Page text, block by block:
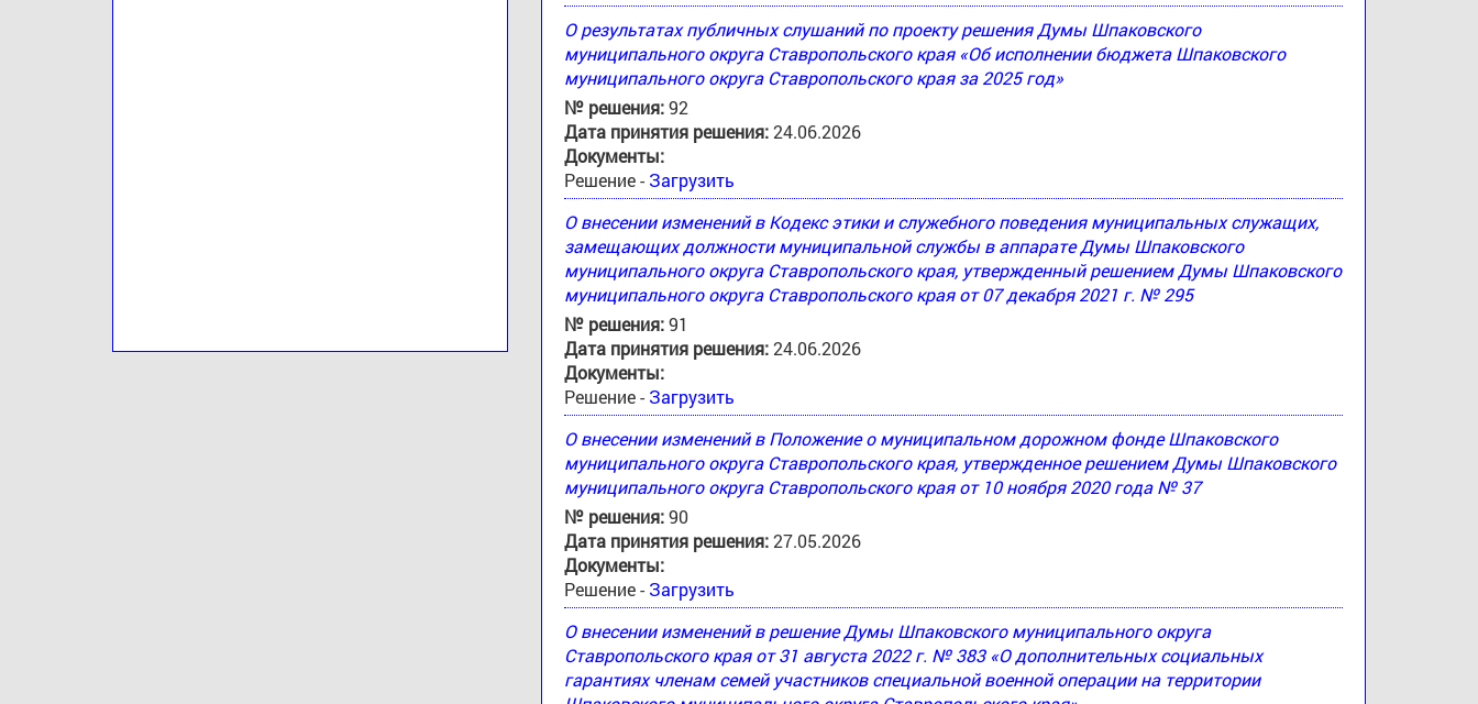
О результатах публичных слушаний по проекту решения Думы Шпаковского
муниципального округа Ставропольского края «Об исполнении бюджета Шпаковского
муниципального округа Ставропольского края за 2025 год»
№ решения:92
Дата принятия решения:24.06.2026
Документы:
Решение - Загрузить
О внесении изменений в Кодекс этики и служебного поведения муниципальных служащих,
замещающих должности муниципальной службы в аппарате Думы Шпаковского
муниципального округа Ставропольского края, утвержденный решением Думы Шпаковского
муниципального округа Ставропольского края от 07 декабря 2021 г. № 295
№ решения:91
Дата принятия решения:24.06.2026
Документы:
Решение - Загрузить
О внесении изменений в Положение о муниципальном дорожном фонде Шпаковского
муниципального округа Ставропольского края, утвержденное решением Думы Шпаковского
муниципального округа Ставропольского края от 10 ноября 2020 года № 37
№ решения:90
Дата принятия решения:27.05.2026
Документы:
Решение - Загрузить
О внесении изменений в решение Думы Шпаковского муниципального округа
Ставропольского края от 31 августа 2022 г. № 383 «О дополнительных социальных
гарантиях членам семей участников специальной военной операции на территории